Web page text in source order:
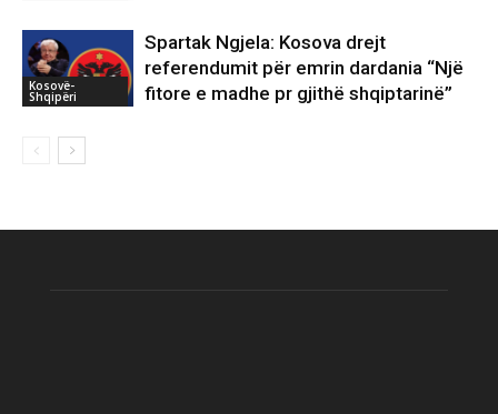
Kosovë-
Shqipëri
Spartak Ngjela: Kosova drejt
referendumit për emrin dardania “Një
fitore e madhe pr gjithë shqiptarinë”